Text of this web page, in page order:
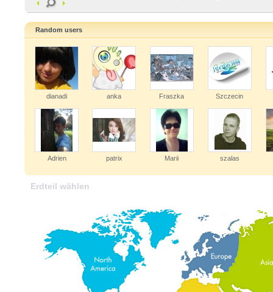
Random users
dianadi anka Fraszka Szczecin
Adrien patrix Marii szalas
Erdteil wählen